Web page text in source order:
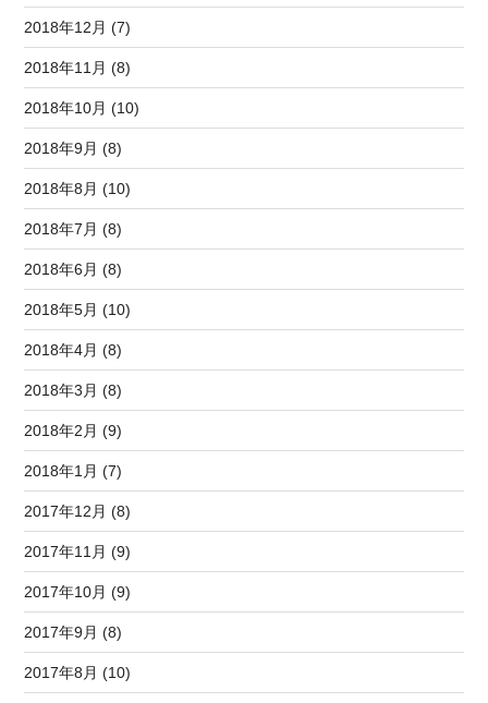
2018年12月 (7)
2018年11月 (8)
2018年10月 (10)
2018年9月 (8)
2018年8月 (10)
2018年7月 (8)
2018年6月 (8)
2018年5月 (10)
2018年4月 (8)
2018年3月 (8)
2018年2月 (9)
2018年1月 (7)
2017年12月 (8)
2017年11月 (9)
2017年10月 (9)
2017年9月 (8)
2017年8月 (10)